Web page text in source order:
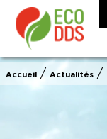
Accueil / Actualités /